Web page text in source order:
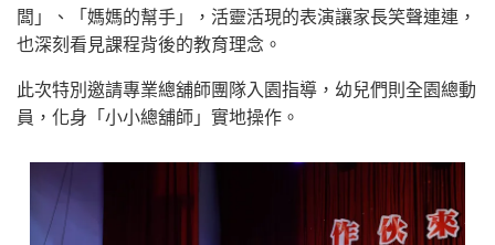
闆」、「媽媽的幫手」，活靈活現的表演讓家長笑聲連連，
也深刻看見課程背後的教育理念。
此次特別邀請專業總舖師團隊入園指導，幼兒們則全園總動
員，化身「小小總舖師」實地操作。